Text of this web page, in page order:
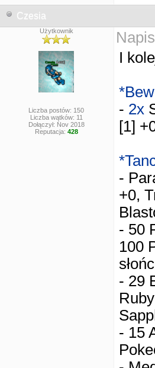
Czesia
Użytkownik
Liczba postów: 150
Liczba wątków: 11
Dołączył: Nov 2018
Reputacja: 428
I
- 2x
[1]
-
+0,
- 50
100
- 29
- 15